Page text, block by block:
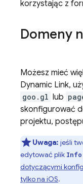
korzystając z
Domeny
Możesz mieć
Dynamic Link,
goo.gl lub
skonfigurować
projektu,
Uwaga: jeśli
edytować plik
dotyczącymi
tylko na iOS.